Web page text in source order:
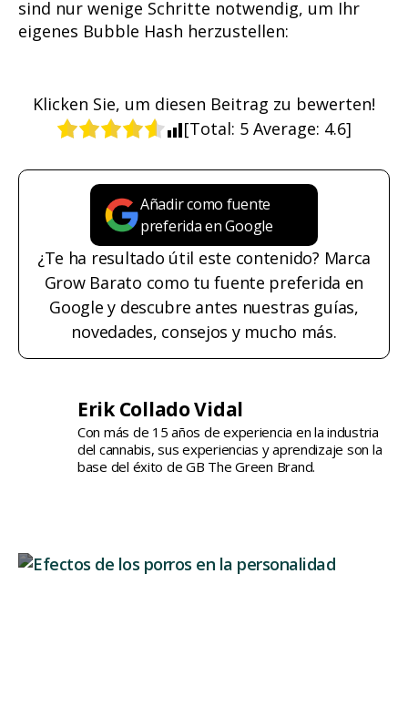
sind nur wenige Schritte notwendig, um Ihr
eigenes Bubble Hash herzustellen:
Klicken Sie, um diesen Beitrag zu bewerten!
[Total: 5 Average: 4.6]
Añadir como fuente
preferida en Google
¿Te ha resultado útil este contenido? Marca
Grow Barato como tu fuente preferida en
Google y descubre antes nuestras guías,
novedades, consejos y mucho más.
Erik Collado Vidal
Con más de 15 años de experiencia en la industria
del cannabis, sus experiencias y aprendizaje son la
base del éxito de GB The Green Brand.